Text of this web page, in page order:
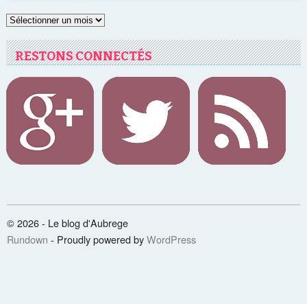
Archives
RESTONS CONNECTÉS
© 2026 - Le blog d'Aubrege
Rundown - Proudly powered byWordPress